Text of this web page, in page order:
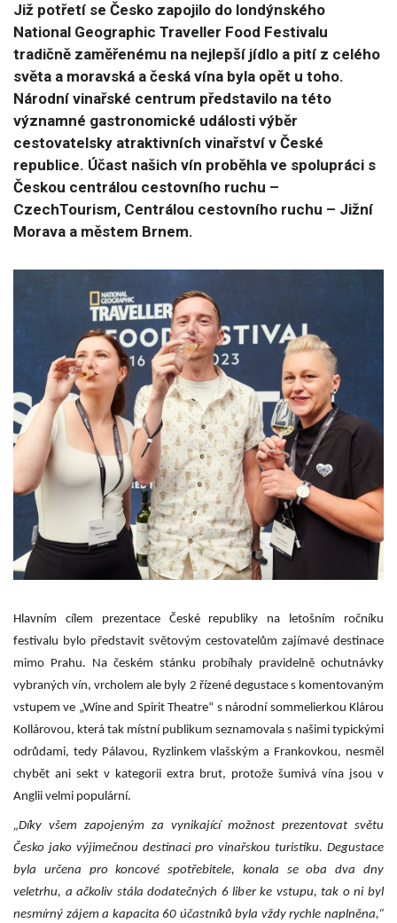
Již potřetí se Česko zapojilo do londýnského
National Geographic Traveller Food Festivalu
tradičně zaměřenému na nejlepší jídlo a pití z celého
světa a moravská a česká vína byla opět u toho.
Národní vinařské centrum představilo na této
významné gastronomické události výběr
cestovatelsky atraktivních vinařství v České
republice. Účast našich vín proběhla ve spolupráci s
Českou centrálou cestovního ruchu –
CzechTourism, Centrálou cestovního ruchu – Jižní
Morava a městem Brnem.
Hlavním cílem prezentace České republiky na letošním ročníku
festivalu bylo představit světovým cestovatelům zajímavé destinace
mimo Prahu. Na českém stánku probíhaly pravidelně ochutnávky
vybraných vín, vrcholem ale byly 2 řízené degustace s komentovaným
vstupem ve „Wine and Spirit Theatre“ s národní sommelierkou Klárou
Kollárovou, která tak místní publikum seznamovala s našimi typickými
odrůdami, tedy Pálavou, Ryzlinkem vlašským a Frankovkou, nesměl
chybět ani sekt v kategorii extra brut, protože šumivá vína jsou v
Anglii velmi populární.
„Díky všem zapojeným za vynikající možnost prezentovat světu
Česko jako výjimečnou destinaci pro vinařskou turistiku. Degustace
byla určena pro koncové spotřebitele, konala se oba dva dny
veletrhu, a ačkoliv stála dodatečných 6 liber ke vstupu, tak o ni byl
nesmírný zájem a kapacita 60 účastníků byla vždy rychle naplněna,“